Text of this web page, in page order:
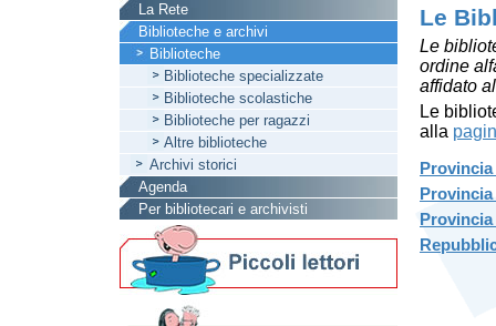
Le
Le
ordine
affidato
Le
alla
Provincia
La Rete
Biblioteche e archivi
Biblioteche
Biblioteche specializzate
Biblioteche scolastiche
Biblioteche per ragazzi
Altre biblioteche
Archivi storici
Agenda
Per bibliotecari e archivisti